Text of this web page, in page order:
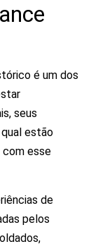
é um dos
seus
estão
esse
de
pelos